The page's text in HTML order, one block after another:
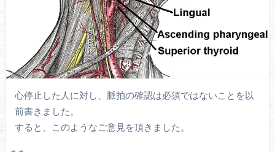
心停止した人に対し、脈拍の確認は必須ではないことを以
前書きました。
すると、このようなご意見を頂きました。